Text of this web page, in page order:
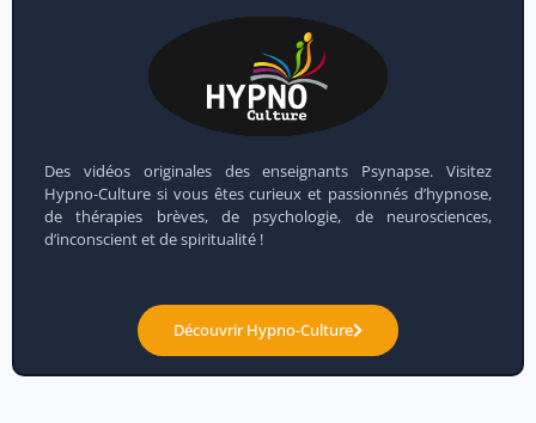
Des vidéos originales des enseignants Psynapse. Visitez
Hypno-Culture si vous êtes curieux et passionnés d’hypnose,
de thérapies brèves, de psychologie, de neurosciences,
d’inconscient et de spiritualité !
Découvrir Hypno-Culture